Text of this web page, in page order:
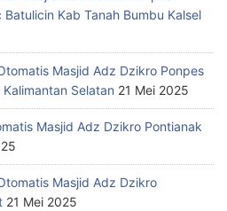
Kab Tanah Bumbu Kalsel
Masjid Adz Dzikro Ponpes
Selatan 21 Mei 2025
Masjid Adz Dzikro Pontianak
Masjid Adz Dzikro
21 Mei 2025